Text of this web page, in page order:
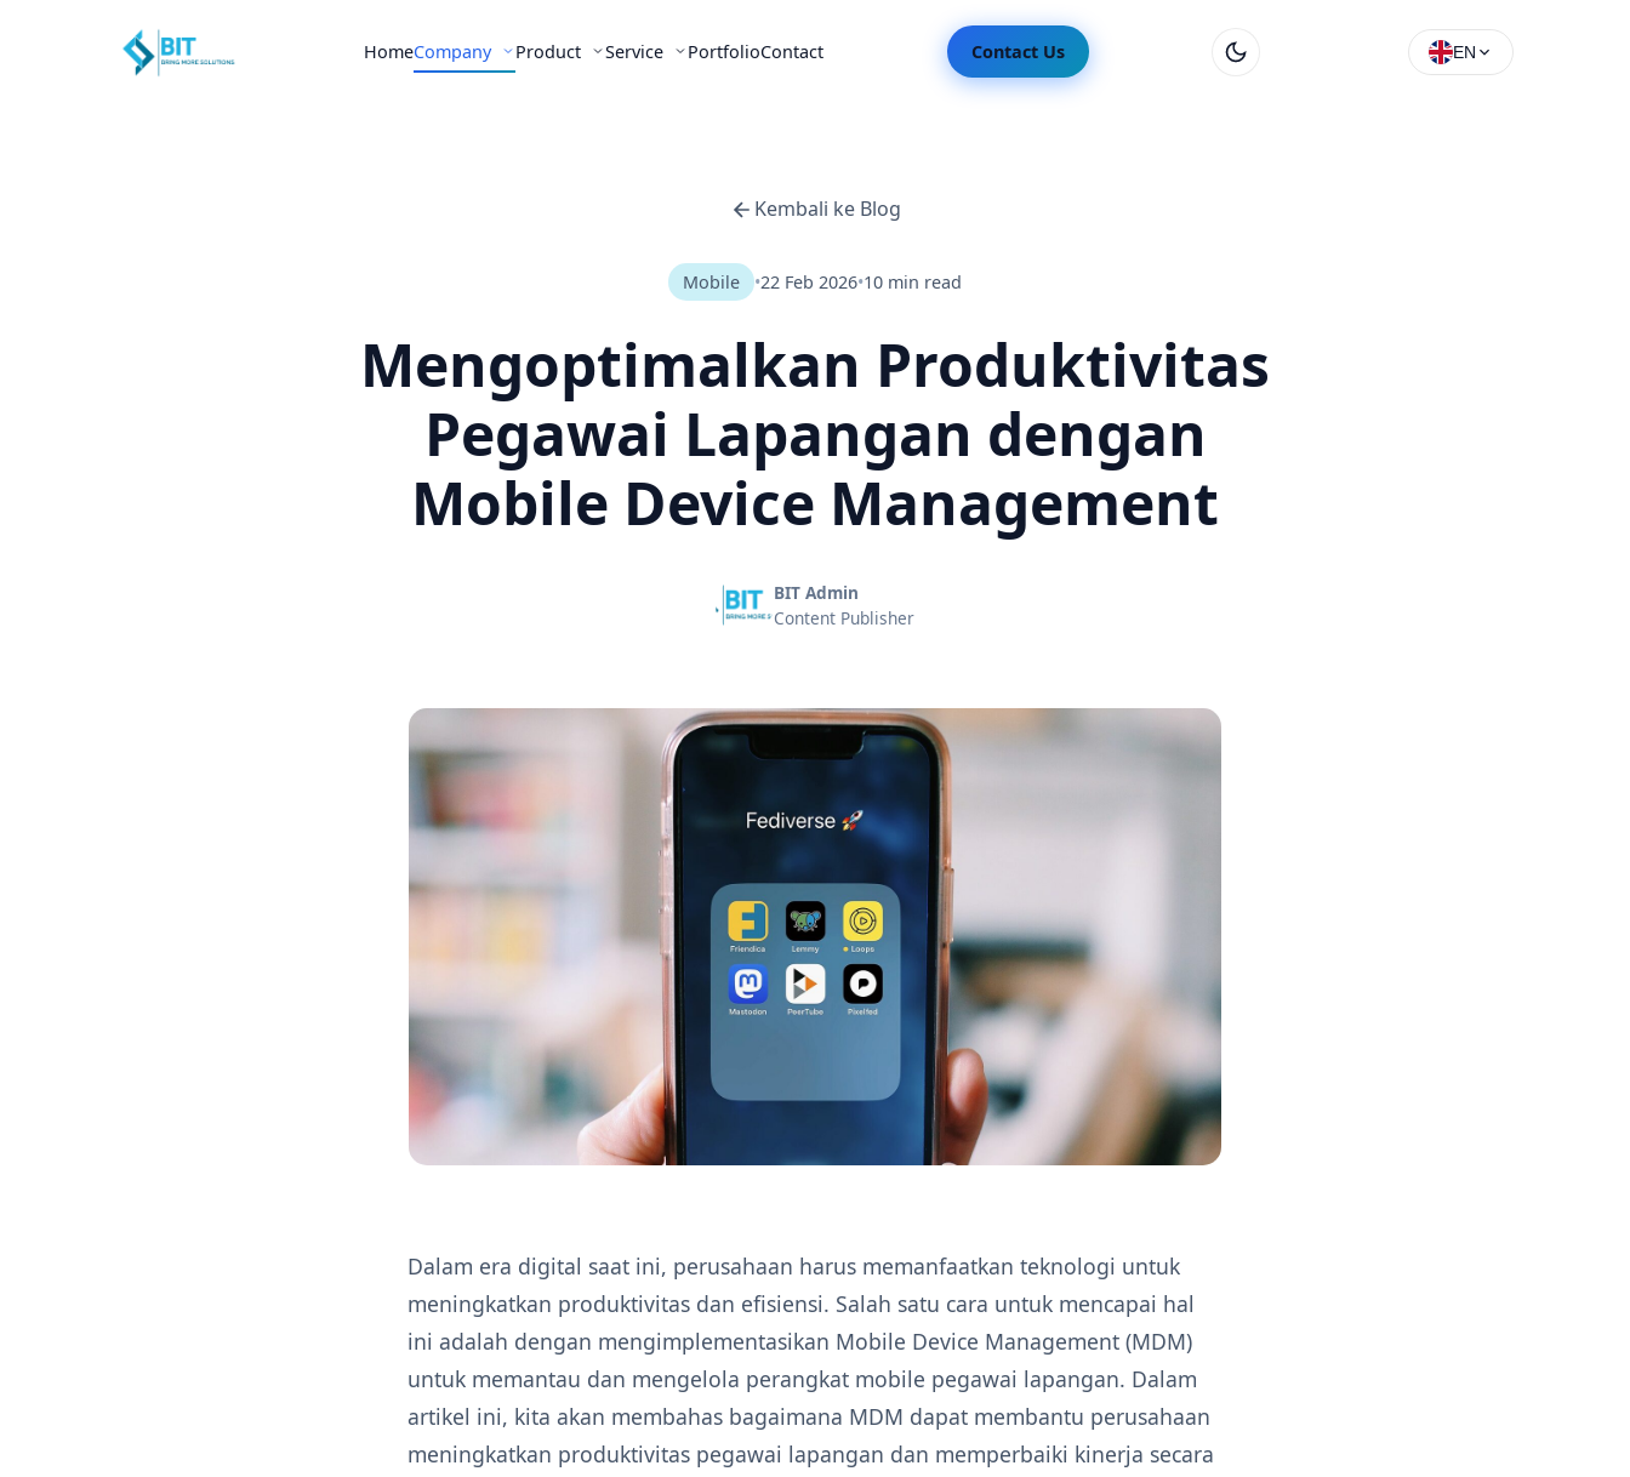
HomeCompany Product Service PortfolioContact Contact Us EN
Kembali ke Blog
Mobile •22 Feb 2026•10 min read
Mengoptimalkan Produktivitas
Pegawai Lapangan dengan
Mobile Device Management
BIT Admin
Content Publisher
Dalam era digital saat ini, perusahaan harus memanfaatkan teknologi untuk
meningkatkan produktivitas dan efisiensi. Salah satu cara untuk mencapai hal
ini adalah dengan mengimplementasikan Mobile Device Management (MDM)
untuk memantau dan mengelola perangkat mobile pegawai lapangan. Dalam
artikel ini, kita akan membahas bagaimana MDM dapat membantu perusahaan
meningkatkan produktivitas pegawai lapangan dan memperbaiki kinerja secara